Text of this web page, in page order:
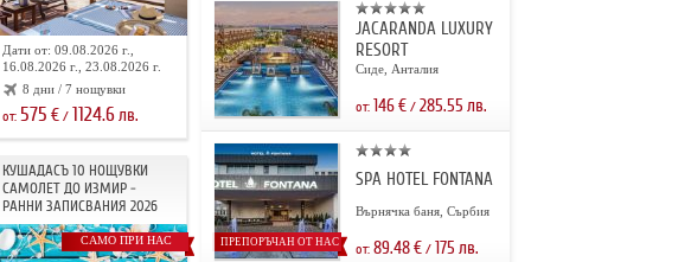
Дати от: 09.08.2026 г.,
16.08.2026 г., 23.08.2026 г.
8 дни / 7 нощувки
от: 575 €/ 1124.6лв.
КУШАДАСЪ 10 НОЩУВКИ
САМОЛЕТ ДО ИЗМИР -
РАННИ ЗАПИСВАНИЯ 2026
САМО ПРИ НАС
JACARANDA LUXURY
RESORT
Сиде, Анталия
от: 146€/ 285.55 лв.
ПРЕПОРЪЧАН ОТ НАС
SPA HOTEL FONTANA
Върнячка баня, Сърбия
от: 89.48€/ 175 лв.